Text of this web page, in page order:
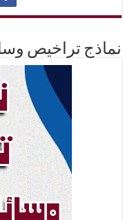
نماذج تراخيص